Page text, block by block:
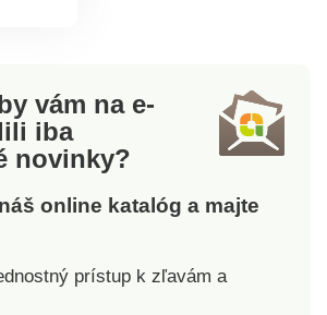
s
vám na e-
iba
novinky?
online katalóg a majte
prístup k zľavám a